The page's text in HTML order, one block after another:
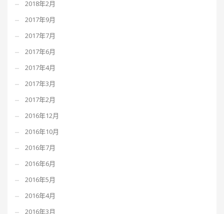
2018年2月
2017年9月
2017年7月
2017年6月
2017年4月
2017年3月
2017年2月
2016年12月
2016年10月
2016年7月
2016年6月
2016年5月
2016年4月
2016年3月